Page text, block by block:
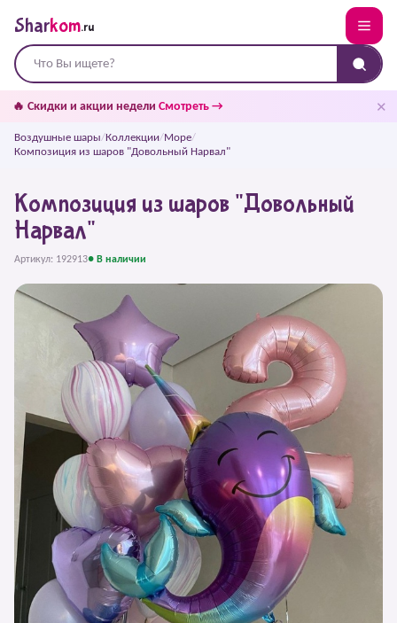
Sharkom.ru
🔥 Скидки и акции недели Смотреть → ✕
Воздушные шары/Коллекции/Море/
Композиция из шаров "Довольный Нарвал"
Композиция из шаров "Довольный
Нарвал"
Артикул: 192913● В наличии